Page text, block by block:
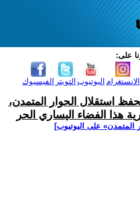
على:
الفيسبوك التويتر اليوتيوب الانستغرام
استقلال الحوار المتمدن،
هذا الفضاء اليساري الحر
المتمدن» على اليوتيوب]